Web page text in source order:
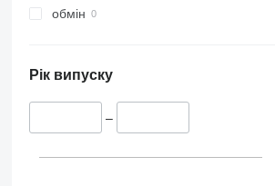
обмін
Рік випуску
–